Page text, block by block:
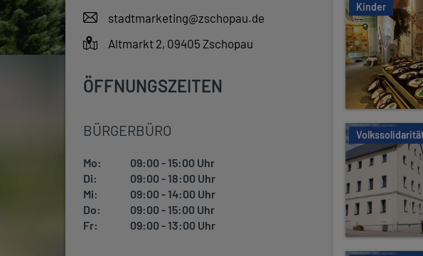
stadtmarketing@zschopau.de
Altmarkt 2, 09405 Zschopau
ÖFFNUNGSZEITEN
BÜRGERBÜRO
Mo:
09:00 - 15:00 Uhr
Di:
09:00 - 18:00 Uhr
Mi:
09:00 - 14:00 Uhr
Do:
09:00 - 15:00 Uhr
Fr:
09:00 - 13:00 Uhr
Kinder